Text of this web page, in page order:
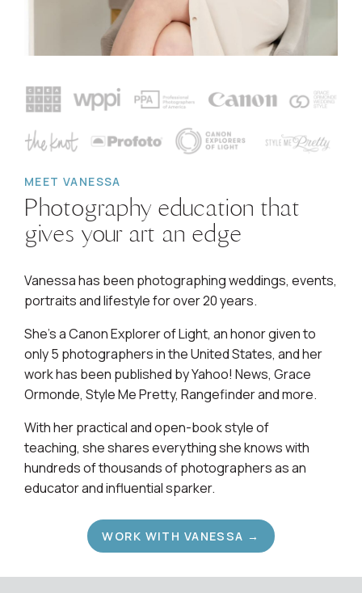
MEET VANESSA
Photography education that
gives your art an edge
Vanessa has been photographing weddings, events,
portraits and lifestyle for over 20 years.
She's a Canon Explorer of Light, an honor given to
only 5 photographers in the United States, and her
work has been published by Yahoo! News, Grace
Ormonde, Style Me Pretty, Rangefinder and more.
With her practical and open-book style of
teaching, she shares everything she knows with
hundreds of thousands of photographers as an
educator and influential sparker.
WORK WITH VANESSA →